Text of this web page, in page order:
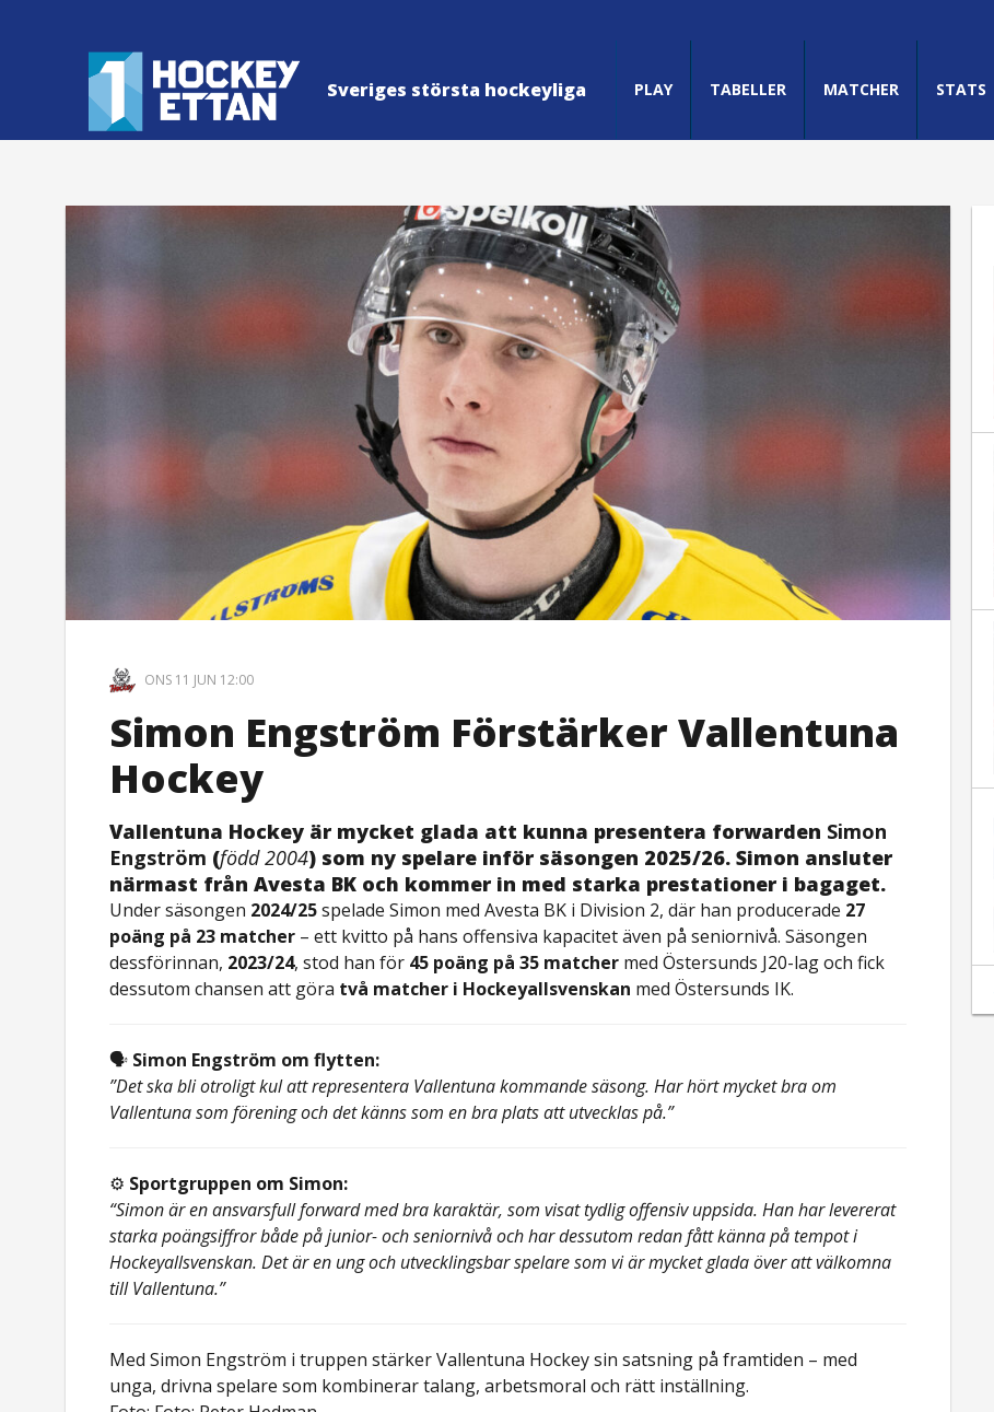
Sveriges största hockeyliga PLAY TABELLER MATCHER STATS
ONS 11 JUN 12:00
Simon Engström Förstärker Vallentuna
Hockey
Vallentuna Hockey är mycket glada att kunna presentera forwarden Simon
Engström (född 2004) som ny spelare inför säsongen 2025/26. Simon ansluter
närmast från Avesta BK och kommer in med starka prestationer i bagaget.
Under säsongen 2024/25spelade Simon med Avesta BK i Division 2, där han producerade 27
poäng på 23 matcher – ett kvitto på hans offensiva kapacitet även på seniornivå. Säsongen
dessförinnan, 2023/24, stod han för 45 poäng på 35 matcher med Östersunds J20-lag och fick
dessutom chansen att göra två matcher i Hockeyallsvenskan med Östersunds IK.
🗣️ Simon Engström om flytten:
”Det ska bli otroligt kul att representera Vallentuna kommande säsong. Har hört mycket bra om
Vallentuna som förening och det känns som en bra plats att utvecklas på.”
⚙️ Sportgruppen om Simon:
“Simon är en ansvarsfull forward med bra karaktär, som visat tydlig offensiv uppsida. Han har levererat
starka poängsiffror både på junior- och seniornivå och har dessutom redan fått känna på tempot i
Hockeyallsvenskan. Det är en ung och utvecklingsbar spelare som vi är mycket glada över att välkomna
till Vallentuna.”
Med Simon Engström i truppen stärker Vallentuna Hockey sin satsning på framtiden – med
unga, drivna spelare som kombinerar talang, arbetsmoral och rätt inställning.